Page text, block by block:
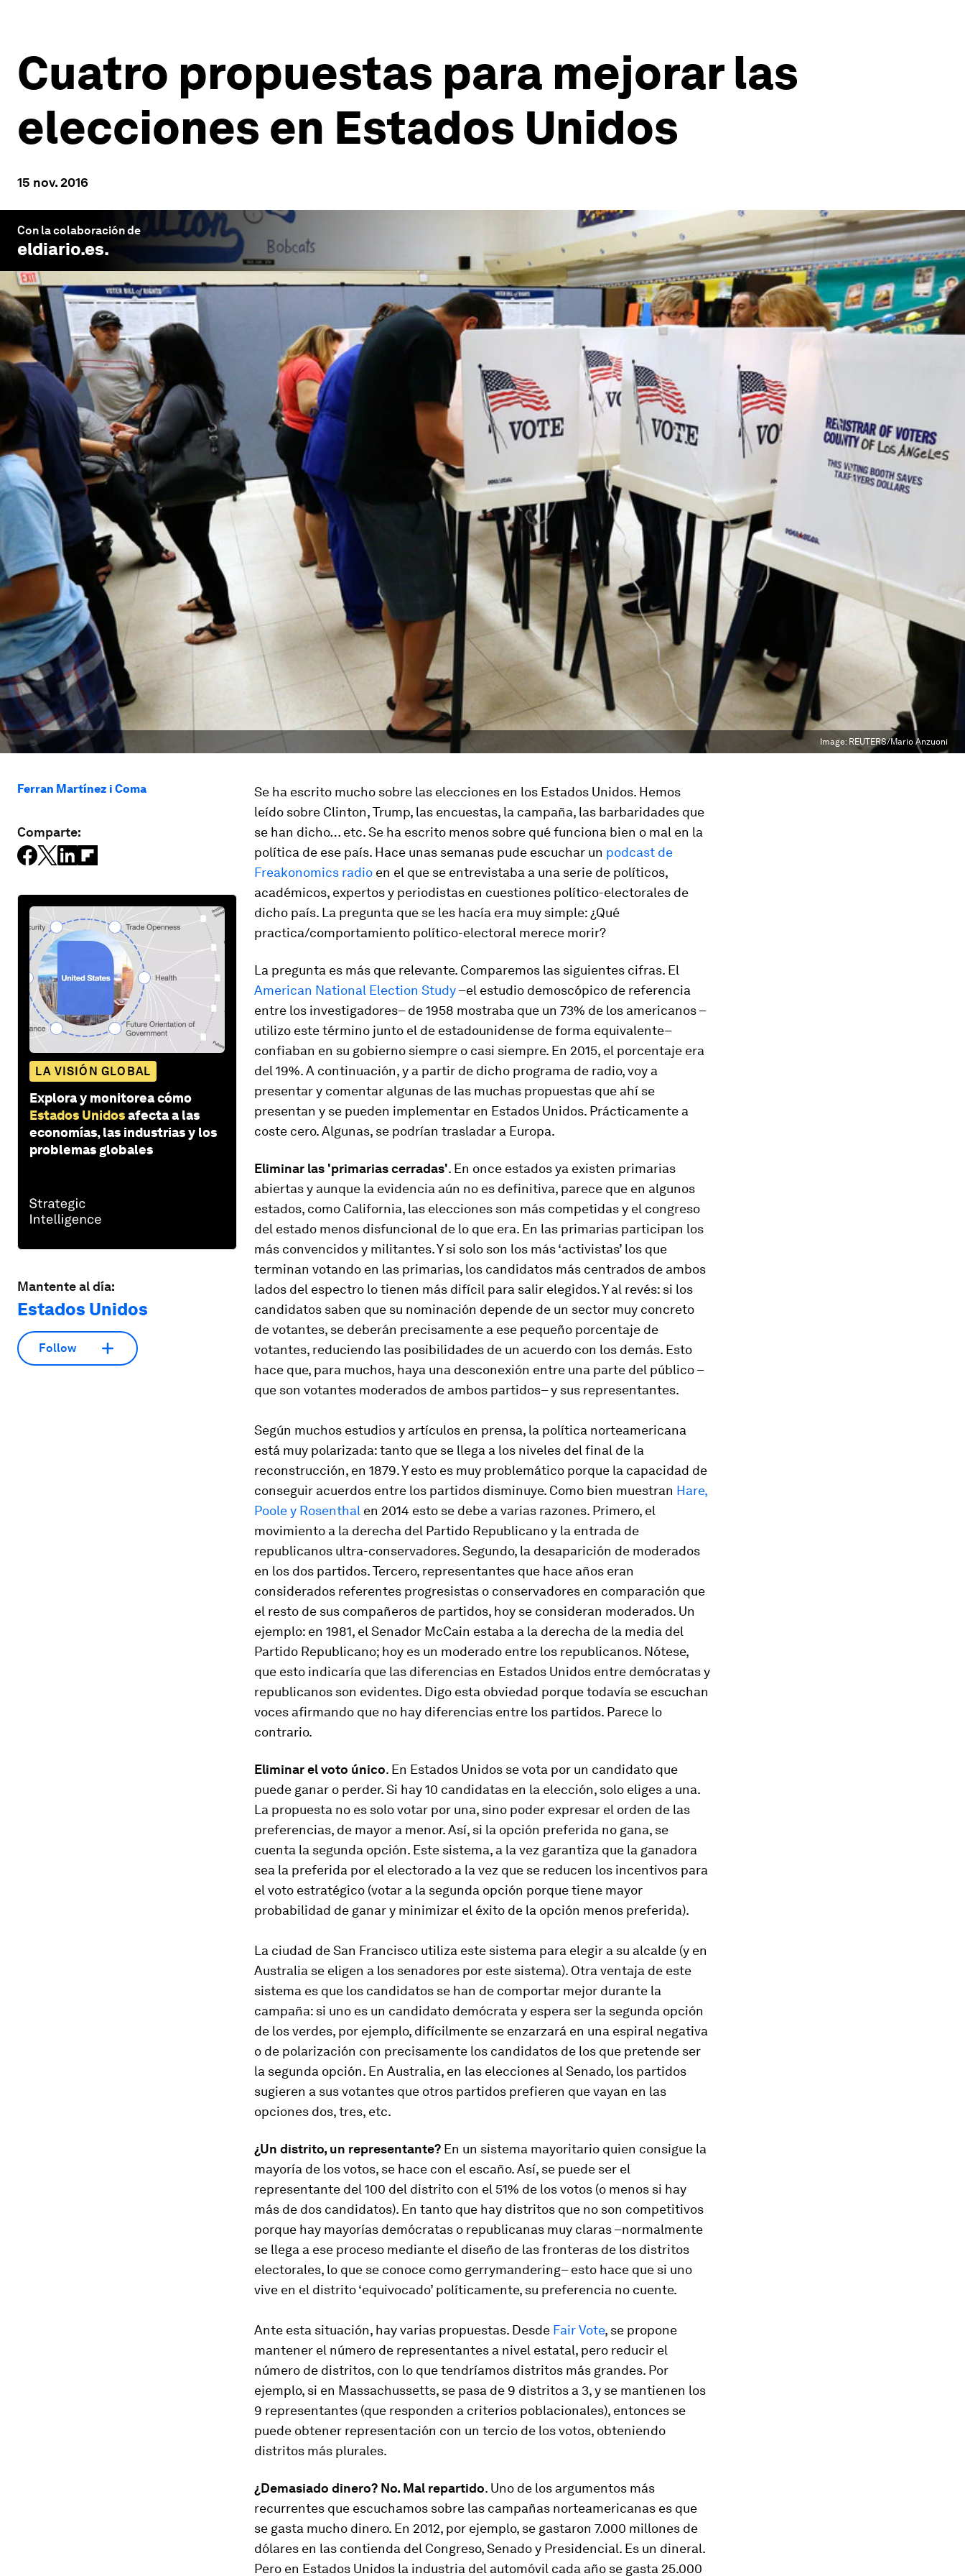
Cuatro propuestas para mejorar las
elecciones en Estados Unidos
15 nov. 2016
Con la colaboración de
eldiario.es.
Image: REUTERS/Mario Anzuoni
Ferran Martínez i Coma
Comparte:
LA VISIÓN GLOBAL
Explora y monitorea cómo
Estados Unidosafecta a las
economías, las industrias y los
problemas globales
Mantente al día:
Estados Unidos
Follow
Se ha escrito mucho sobre las elecciones en los Estados Unidos. Hemos
leído sobre Clinton, Trump, las encuestas, la campaña, las barbaridades que
se han dicho… etc. Se ha escrito menos sobre qué funciona bien o mal en la
política de ese país. Hace unas semanas pude escuchar un podcast de
Freakonomics radio en el que se entrevistaba a una serie de políticos,
académicos, expertos y periodistas en cuestiones político-electorales de
dicho país. La pregunta que se les hacía era muy simple: ¿Qué
practica/comportamiento político-electoral merece morir?
La pregunta es más que relevante. Comparemos las siguientes cifras. El
American National Election Study–el estudio demoscópico de referencia
entre los investigadores– de 1958 mostraba que un 73% de los americanos –
utilizo este término junto el de estadounidense de forma equivalente–
confiaban en su gobierno siempre o casi siempre. En 2015, el porcentaje era
del 19%. A continuación, y a partir de dicho programa de radio, voy a
presentar y comentar algunas de las muchas propuestas que ahí se
presentan y se pueden implementar en Estados Unidos. Prácticamente a
coste cero. Algunas, se podrían trasladar a Europa.
Eliminar las 'primarias cerradas'. En once estados ya existen primarias
abiertas y aunque la evidencia aún no es definitiva, parece que en algunos
estados, como California, las elecciones son más competidas y el congreso
del estado menos disfuncional de lo que era. En las primarias participan los
más convencidos y militantes. Y si solo son los más ‘activistas’ los que
terminan votando en las primarias, los candidatos más centrados de ambos
lados del espectro lo tienen más difícil para salir elegidos. Y al revés: si los
candidatos saben que su nominación depende de un sector muy concreto
de votantes, se deberán precisamente a ese pequeño porcentaje de
votantes, reduciendo las posibilidades de un acuerdo con los demás. Esto
hace que, para muchos, haya una desconexión entre una parte del público –
que son votantes moderados de ambos partidos– y sus representantes.
Según muchos estudios y artículos en prensa, la política norteamericana
está muy polarizada: tanto que se llega a los niveles del final de la
reconstrucción, en 1879. Y esto es muy problemático porque la capacidad de
conseguir acuerdos entre los partidos disminuye. Como bien muestran Hare,
Poole y Rosenthal en 2014 esto se debe a varias razones. Primero, el
movimiento a la derecha del Partido Republicano y la entrada de
republicanos ultra-conservadores. Segundo, la desaparición de moderados
en los dos partidos. Tercero, representantes que hace años eran
considerados referentes progresistas o conservadores en comparación que
el resto de sus compañeros de partidos, hoy se consideran moderados. Un
ejemplo: en 1981, el Senador McCain estaba a la derecha de la media del
Partido Republicano; hoy es un moderado entre los republicanos. Nótese,
que esto indicaría que las diferencias en Estados Unidos entre demócratas y
republicanos son evidentes. Digo esta obviedad porque todavía se escuchan
voces afirmando que no hay diferencias entre los partidos. Parece lo
contrario.
Eliminar el voto único. En Estados Unidos se vota por un candidato que
puede ganar o perder. Si hay 10 candidatas en la elección, solo eliges a una.
La propuesta no es solo votar por una, sino poder expresar el orden de las
preferencias, de mayor a menor. Así, si la opción preferida no gana, se
cuenta la segunda opción. Este sistema, a la vez garantiza que la ganadora
sea la preferida por el electorado a la vez que se reducen los incentivos para
el voto estratégico (votar a la segunda opción porque tiene mayor
probabilidad de ganar y minimizar el éxito de la opción menos preferida).
La ciudad de San Francisco utiliza este sistema para elegir a su alcalde (y en
Australia se eligen a los senadores por este sistema). Otra ventaja de este
sistema es que los candidatos se han de comportar mejor durante la
campaña: si uno es un candidato demócrata y espera ser la segunda opción
de los verdes, por ejemplo, difícilmente se enzarzará en una espiral negativa
o de polarización con precisamente los candidatos de los que pretende ser
la segunda opción. En Australia, en las elecciones al Senado, los partidos
sugieren a sus votantes que otros partidos prefieren que vayan en las
opciones dos, tres, etc.
¿Un distrito, un representante? En un sistema mayoritario quien consigue la
mayoría de los votos, se hace con el escaño. Así, se puede ser el
representante del 100 del distrito con el 51% de los votos (o menos si hay
más de dos candidatos). En tanto que hay distritos que no son competitivos
porque hay mayorías demócratas o republicanas muy claras –normalmente
se llega a ese proceso mediante el diseño de las fronteras de los distritos
electorales, lo que se conoce como gerrymandering–esto hace que si uno
vive en el distrito ‘equivocado’ políticamente, su preferencia no cuente.
Ante esta situación, hay varias propuestas. Desde Fair Vote, se propone
mantener el número de representantes a nivel estatal, pero reducir el
número de distritos, con lo que tendríamos distritos más grandes. Por
ejemplo, si en Massachussetts, se pasa de 9 distritos a 3, y se mantienen los
9 representantes (que responden a criterios poblacionales), entonces se
puede obtener representación con un tercio de los votos, obteniendo
distritos más plurales.
¿Demasiado dinero? No. Mal repartido. Uno de los argumentos más
recurrentes que escuchamos sobre las campañas norteamericanas es que
se gasta mucho dinero. En 2012, por ejemplo, se gastaron 7.000 millones de
dólares en las contienda del Congreso, Senado y Presidencial. Es un dineral.
Pero en Estados Unidos la industria del automóvil cada año se gasta 25.000